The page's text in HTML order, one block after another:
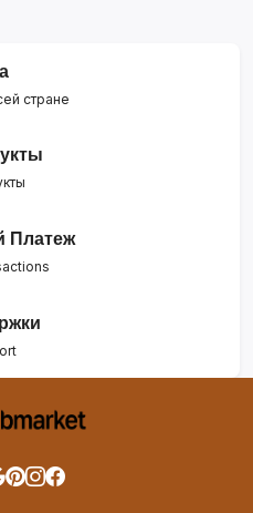
стране
Платеж